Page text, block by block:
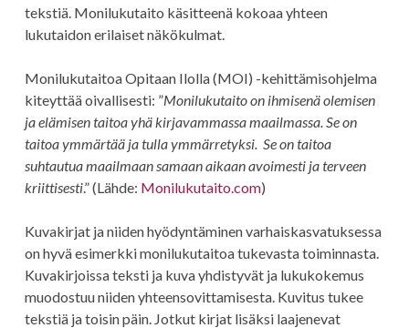
tekstiä. Monilukutaito käsitteenä kokoaa yhteen
lukutaidon erilaiset näkökulmat.
Monilukutaitoa Opitaan Ilolla (MOI) -kehittämisohjelma
kiteyttää oivallisesti: ”Monilukutaito on ihmisenä olemisen
ja elämisen taitoa yhä kirjavammassa maailmassa. Se on
taitoa ymmärtää ja tulla ymmärretyksi. Se on taitoa
suhtautua maailmaan samaan aikaan avoimesti ja terveen
kriittisesti.” (Lähde: Monilukutaito.com)
Kuvakirjat ja niiden hyödyntäminen varhaiskasvatuksessa
on hyvä esimerkki monilukutaitoa tukevasta toiminnasta.
Kuvakirjoissa teksti ja kuva yhdistyvät ja lukukokemus
muodostuu niiden yhteensovittamisesta. Kuvitus tukee
tekstiä ja toisin päin. Jotkut kirjat lisäksi laajenevat